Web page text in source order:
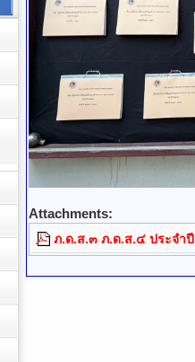
Attachments:
ภ.ด.ส.๓ ภ.ด.ส.๔ ประจำ